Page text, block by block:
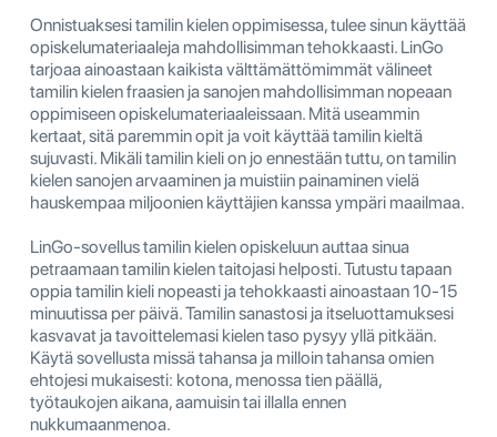
Onnistuaksesi tamilin kielen oppimisessa, tulee sinun käyttää
opiskelumateriaaleja mahdollisimman tehokkaasti. LinGo
tarjoaa ainoastaan kaikista välttämättömimmät välineet
tamilin kielen fraasien ja sanojen mahdollisimman nopeaan
oppimiseen opiskelumateriaaleissaan. Mitä useammin
kertaat, sitä paremmin opit ja voit käyttää tamilin kieltä
sujuvasti. Mikäli tamilin kieli on jo ennestään tuttu, on tamilin
kielen sanojen arvaaminen ja muistiin painaminen vielä
hauskempaa miljoonien käyttäjien kanssa ympäri maailmaa.
LinGo-sovellus tamilin kielen opiskeluun auttaa sinua
petraamaan tamilin kielen taitojasi helposti. Tutustu tapaan
oppia tamilin kieli nopeasti ja tehokkaasti ainoastaan 10-15
minuutissa per päivä. Tamilin sanastosi ja itseluottamuksesi
kasvavat ja tavoittelemasi kielen taso pysyy yllä pitkään.
Käytä sovellusta missä tahansa ja milloin tahansa omien
ehtojesi mukaisesti: kotona, menossa tien päällä,
työtaukojen aikana, aamuisin tai illalla ennen
nukkumaanmenoa.